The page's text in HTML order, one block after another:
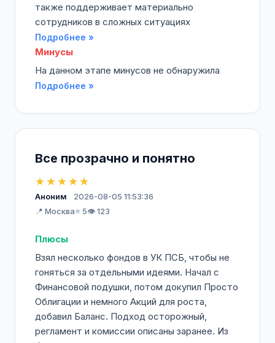
также поддерживает материально
сотрудников в сложных ситуациях
Подробнее »
Минусы
На данном этапе минусов не обнаружила
Подробнее »
Все прозрачно и понятно
★★★★★
Аноним
2026-08-05 11:53:36
📍 Москва⭐ 5👁️ 123
Плюсы
Взял несколько фондов в УК ПСБ, чтобы не
гоняться за отдельными идеями. Начал с
Финансовой подушки, потом докупил Просто
Облигации и немного Акций для роста,
добавил Баланс. Подход осторожный,
регламент и комиссии описаны заранее. Из